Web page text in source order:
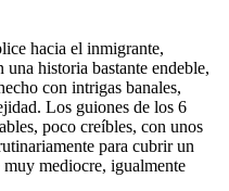
hacia el inmigrante,
historia bastante endeble,
con intrigas banales,
Los guiones de los 6
poco creíbles, con unos
para cubrir un
mediocre, igualmente